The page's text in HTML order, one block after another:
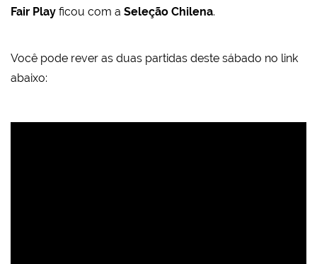
Fair Play ficou com a Seleção Chilena.
Você pode rever as duas partidas deste sábado no link
abaixo: